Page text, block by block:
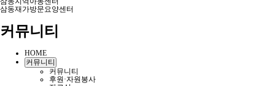
삼동재가방문요양센터
커뮤니티
HOME
커뮤니티
커뮤니티
후원·자원봉사